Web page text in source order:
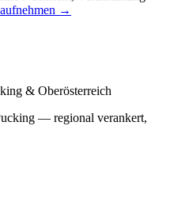
→
& Oberösterreich
— regional verankert,